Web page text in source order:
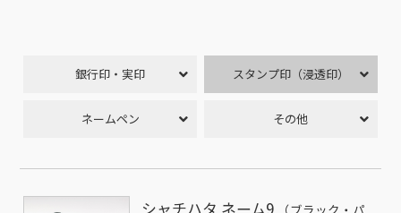
銀行印・実印 スタンプ印（浸透印）
ネームペン その他
シャチハタ ネーム9